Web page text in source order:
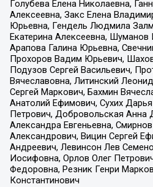
Голубева Елена Николаевна,
Алексеевна, Закс Елена
Юрьевна, Гендель Людмила
Екатерина Алексеевна, Шуманов
Арапова Галина Юрьевна,
Прохоров Вадим Юрьевич,
Подузов Сергей Васильевич,
Вячеславовна, Литинский
Сергей Маркович, Бахмин
Анатолий Ефимович, Сухих
Петрович, Добровольская Анна
Александра Евгеньевна,
Александрович, Вицин Сергей
Андреевич, Левинсон Лев
Иосифовна, Орлов Олег
Федоровна, Резник Генри
Константинович